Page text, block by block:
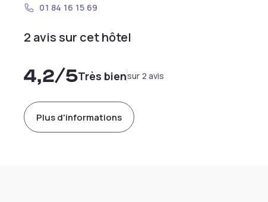
01 84 16 15 69
2 avis sur cet hôtel
4,2/5Très biensur 2 avis
Plus d'informations